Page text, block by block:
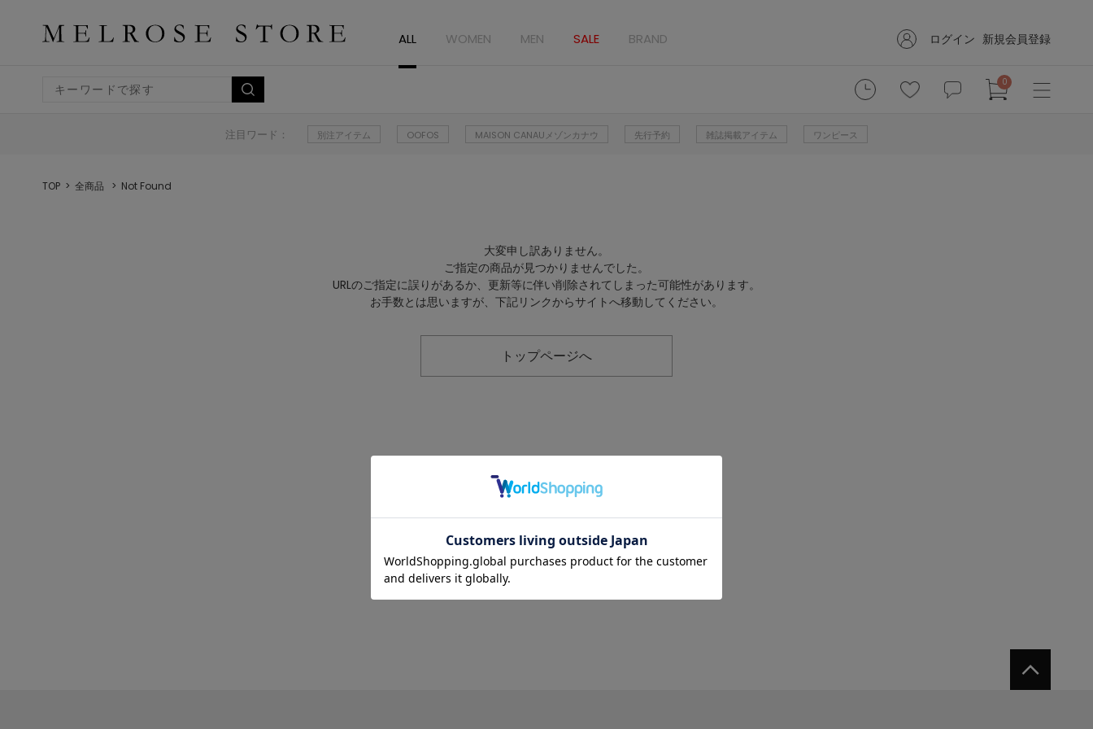
ALL WOMEN MEN SALE BRAND ログイン 新規会員登録
0
注目ワード： 別注アイテム OOFOS MAISON CANAUメゾンカナウ 先行予約 雑誌掲載アイテム ワンピース
TOP 全商品 Not Found
大変申し訳ありません。
ご指定の商品が見つかりませんでした。
URLのご指定に誤りがあるか、更新等に伴い削除されてしまった可能性があります。
お手数とは思いますが、下記リンクからサイトへ移動してください。
トップページへ